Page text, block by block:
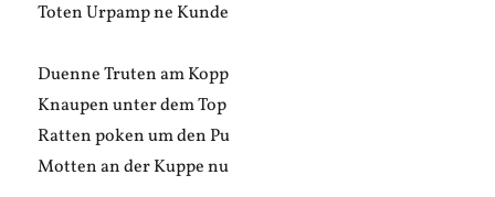
Toten Urpamp ne Kunde
Duenne Truten am Kopp
Knaupen unter dem Top
Ratten poken um den Pu
Motten an der Kuppe nu